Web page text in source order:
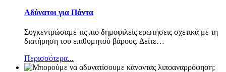
Αδύνατοι για Πάντα
Συγκεντρώσαμε τις πιο δημοφιλείς ερωτήσεις σχετικά με τη
διατήρηση του επιθυμητού βάρους. Δείτε…
Περισσότερα...